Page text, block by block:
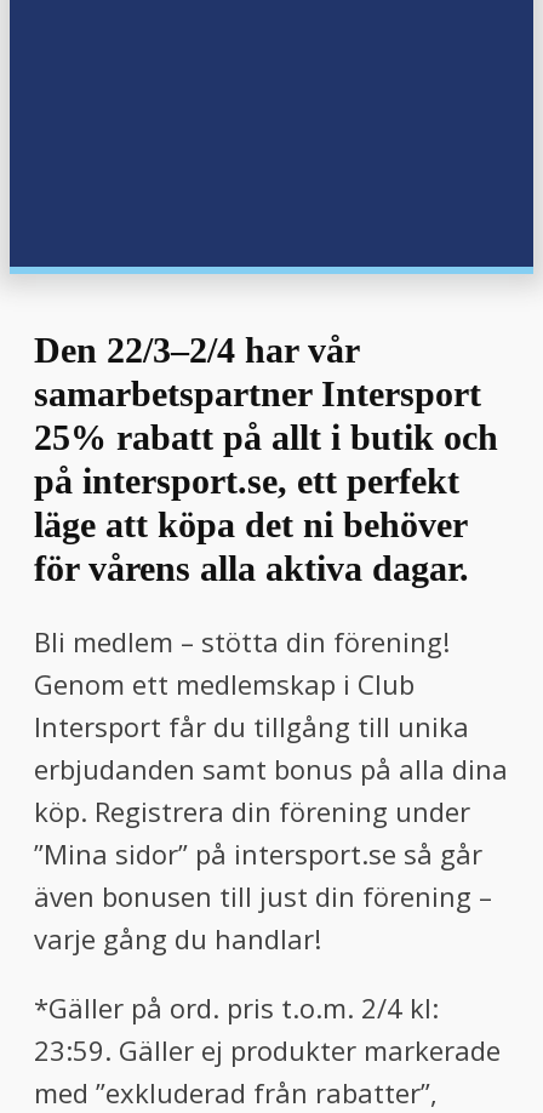
Den 22/3–2/4 har vår
samarbetspartner Intersport
25% rabatt på allt i butik och
på intersport.se, ett perfekt
läge att köpa det ni behöver
för vårens alla aktiva dagar.
Bli medlem – stötta din förening!
Genom ett medlemskap i Club
Intersport får du tillgång till unika
erbjudanden samt bonus på alla dina
köp. Registrera din förening under
”Mina sidor” på intersport.se så går
även bonusen till just din förening –
varje gång du handlar!
*Gäller på ord. pris t.o.m. 2/4 kl:
23:59. Gäller ej produkter markerade
med ”exkluderad från rabatter”,